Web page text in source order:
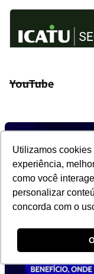
Utilizamos
experiência,
como você
personalizar
concorda com o
YouTube